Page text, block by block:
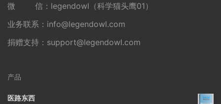
微 信：legendowl（科学猫头鹰01）
业务联系： info@legendowl.com
捐赠支持： support@legendowl.com
产品
医路东西